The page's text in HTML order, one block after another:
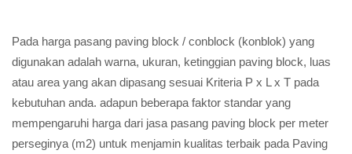
Pada harga pasang paving block / conblock (konblok) yang
digunakan adalah warna, ukuran, ketinggian paving block, luas
atau area yang akan dipasang sesuai Kriteria P x L x T pada
kebutuhan anda. adapun beberapa faktor standar yang
mempengaruhi harga dari jasa pasang paving block per meter
perseginya (m2) untuk menjamin kualitas terbaik pada Paving